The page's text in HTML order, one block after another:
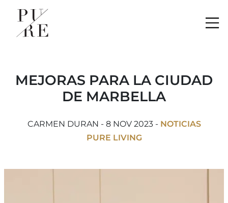
MEJORAS PARA LA CIUDAD
DE MARBELLA
CARMEN DURAN - 8 NOV 2023 - NOTICIAS
PURE LIVING